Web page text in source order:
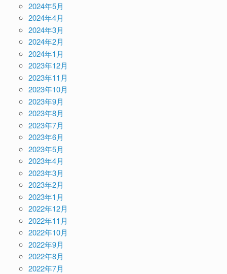
2024年5月
2024年4月
2024年3月
2024年2月
2024年1月
2023年12月
2023年11月
2023年10月
2023年9月
2023年8月
2023年7月
2023年6月
2023年5月
2023年4月
2023年3月
2023年2月
2023年1月
2022年12月
2022年11月
2022年10月
2022年9月
2022年8月
2022年7月